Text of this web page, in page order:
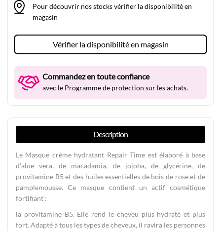
Pour découvrir nos stocks vérifier la disponibilité en
magasin
Vérifier la disponibilité en magasin
Commandez en toute confiance
avec le Programme de protection sur les achats.
Description
Le Masque crème hydratant Repair Time est élaboré à base
d'aloe vera, de macadamia, de jojoba, de glycérine, de
provitamine B5 et des huiles essentielles de bois de rose et de
pamplemousse. Ce masque contient un actif cosmétique
fortifiant :
la provitamine B5. Elle rend le cheveu plus hydraté et plus
fort. Adapté à tous les types de cheveux, il ravira les personnes